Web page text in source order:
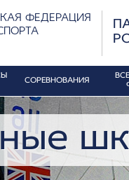
ФЕДЕРАЦИЯ
СОРЕВНОВАНИЯ